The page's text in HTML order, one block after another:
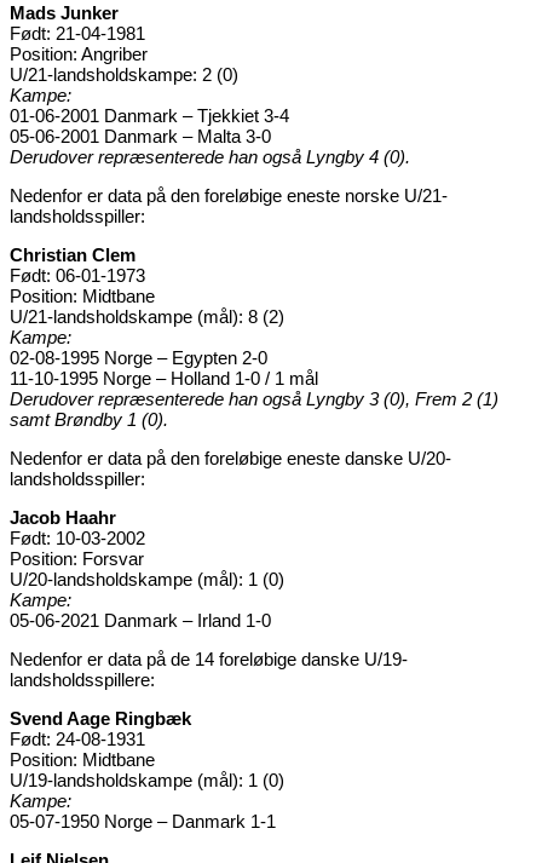
Mads Junker
Født: 21-04-1981
Position: Angriber
U/21-landsholdskampe: 2 (0)
Kampe:
01-06-2001 Danmark – Tjekkiet 3-4
05-06-2001 Danmark – Malta 3-0
Derudover repræsenterede han også Lyngby 4 (0).
Nedenfor er data på den foreløbige eneste norske U/21-
landsholdsspiller:
Christian Clem
Født: 06-01-1973
Position: Midtbane
U/21-landsholdskampe (mål): 8 (2)
Kampe:
02-08-1995 Norge – Egypten 2-0
11-10-1995 Norge – Holland 1-0 / 1 mål
Derudover repræsenterede han også Lyngby 3 (0), Frem 2 (1)
samt Brøndby 1 (0).
Nedenfor er data på den foreløbige eneste danske U/20-
landsholdsspiller:
Jacob Haahr
Født: 10-03-2002
Position: Forsvar
U/20-landsholdskampe (mål): 1 (0)
Kampe:
05-06-2021 Danmark – Irland 1-0
Nedenfor er data på de 14 foreløbige danske U/19-
landsholdsspillere:
Svend Aage Ringbæk
Født: 24-08-1931
Position: Midtbane
U/19-landsholdskampe (mål): 1 (0)
Kampe:
05-07-1950 Norge – Danmark 1-1